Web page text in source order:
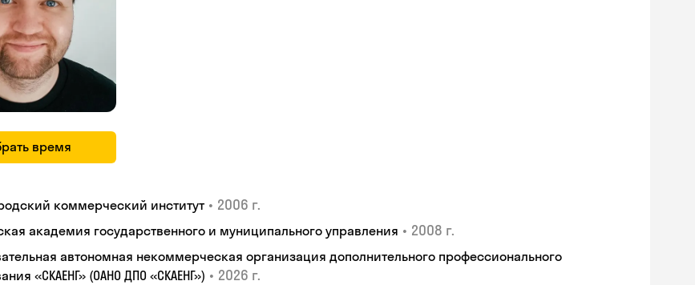
время
коммерческий институт • 2006 г.
академия государственного и муниципального управления • 2008 г.
автономная некоммерческая организация дополнительного профессионального
«СКАЕНГ» (ОАНО ДПО «СКАЕНГ») • 2026 г.